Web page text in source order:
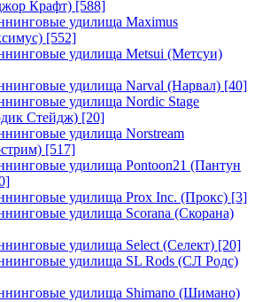
Крафт) [588]
удилища Maximus
[552]
удилища Metsui (Метсуи)
удилища Narval (Нарвал) [40]
удилища Nordic Stage
Стейдж) [20]
удилища Norstream
[517]
удилища Pontoon21 (Пантун
удилища Prox Inc. (Прокс) [3]
удилища Scorana (Скорана)
удилища Select (Селект) [20]
удилища SL Rods (СЛ Родс)
удилища Shimano (Шимано)